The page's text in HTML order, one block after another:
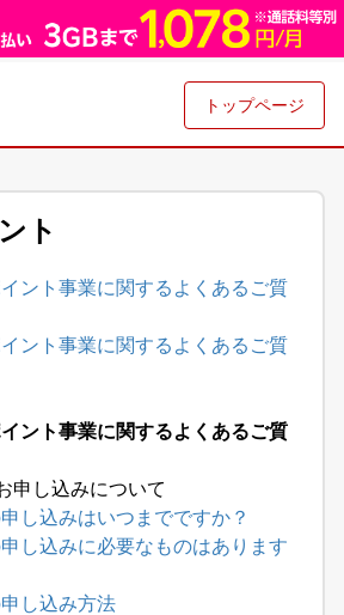
トップページ
ト
ント事業に関するよくあるご質
ント事業に関するよくあるご質
ント事業に関するよくあるご質
申し込みについて
し込みはいつまでですか？
し込みに必要なものはあります
し込み方法